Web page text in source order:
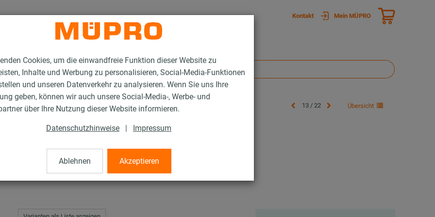
Cookies, um die einwandfreie Funktion dieser Website zu
Inhalte und Werbung zu personalisieren, Social-Media-Funktionen
und unseren Datenverkehr zu analysieren. Wenn Sie uns Ihre
geben, können wir auch unsere Social-Media-, Werbe- und
über Ihre Nutzung dieser Website informieren.
Datenschutzhinweise | Impressum
Ablehnen Akzeptieren
Kontakt Mein MÜPRO
für die Sprinklerbefestigung Gewindestifte 13 / 22 Übersicht